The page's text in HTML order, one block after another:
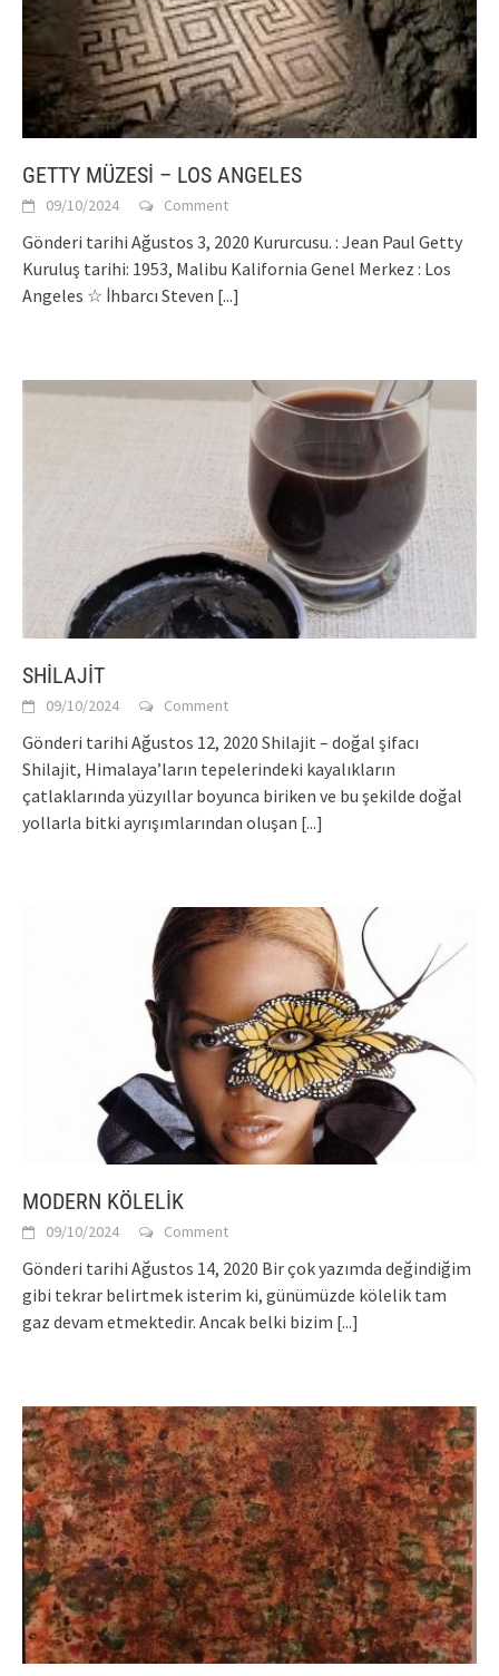
GETTY MÜZESİ – LOS ANGELES
09/10/2024 Comment
Gönderi tarihi Ağustos 3, 2020 Kururcusu. : Jean Paul Getty
Kuruluş tarihi: 1953, Malibu Kalifornia Genel Merkez : Los
Angeles ☆ İhbarcı Steven [...]
SHİLAJİT
09/10/2024 Comment
Gönderi tarihi Ağustos 12, 2020 Shilajit – doğal şifacı
Shilajit, Himalaya’ların tepelerindeki kayalıkların
çatlaklarında yüzyıllar boyunca biriken ve bu şekilde doğal
yollarla bitki ayrışımlarından oluşan [...]
MODERN KÖLELİK
09/10/2024 Comment
Gönderi tarihi Ağustos 14, 2020 Bir çok yazımda değindiğim
gibi tekrar belirtmek isterim ki, günümüzde kölelik tam
gaz devam etmektedir. Ancak belki bizim [...]